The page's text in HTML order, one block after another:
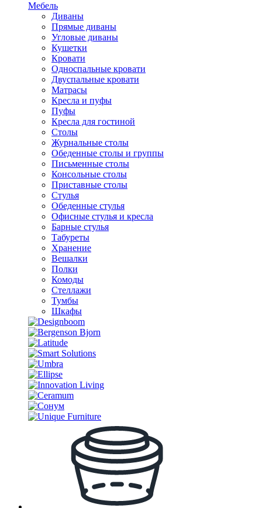
Мебель
Диваны
Прямые диваны
Угловые диваны
Кушетки
Кровати
Односпальные кровати
Двуспальные кровати
Матрасы
Кресла и пуфы
Пуфы
Кресла для гостиной
Столы
Журнальные столы
Обеденные столы и группы
Письменные столы
Консольные столы
Приставные столы
Стулья
Обеденные стулья
Офисные стулья и кресла
Барные стулья
Табуреты
Хранение
Вешалки
Полки
Комоды
Стеллажи
Тумбы
Шкафы